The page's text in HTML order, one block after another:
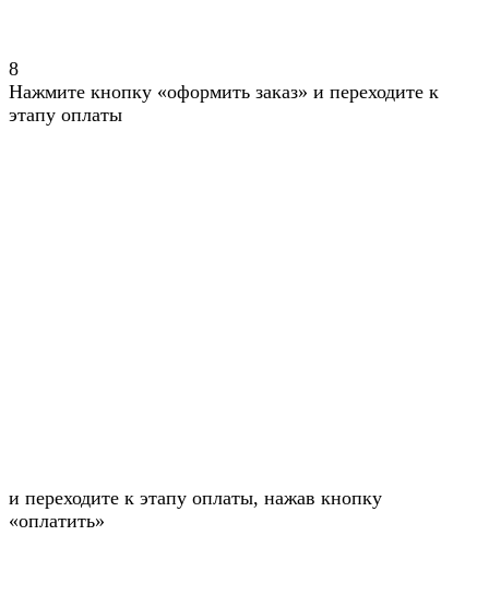
8
Нажмите кнопку «оформить заказ» и переходите к
этапу оплаты
и переходите к этапу оплаты, нажав кнопку
«оплатить»